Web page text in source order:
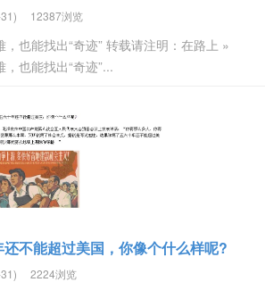
12387浏览
，也能找出“奇迹” 转载请注明：在路上 »
也能找出“奇迹”...
不能超过美国，你像个什么样呢?
2224浏览